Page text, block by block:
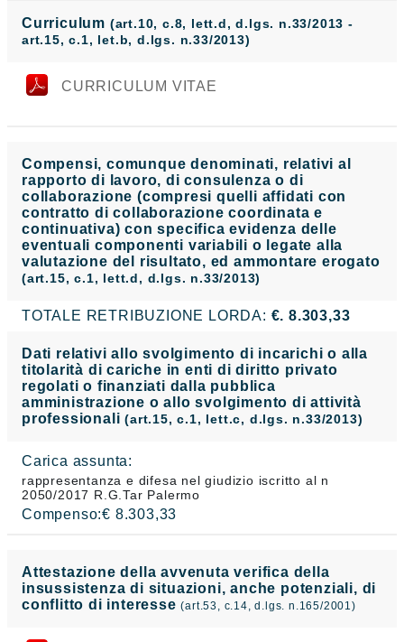
Curriculum (art.10, c.8, lett.d, d.lgs. n.33/2013 -
art.15, c.1, let.b, d.lgs. n.33/2013)
CURRICULUM VITAE
Compensi, comunque denominati, relativi al
rapporto di lavoro, di consulenza o di
collaborazione (compresi quelli affidati con
contratto di collaborazione coordinata e
continuativa) con specifica evidenza delle
eventuali componenti variabili o legate alla
valutazione del risultato, ed ammontare erogato
(art.15, c.1, lett.d, d.lgs. n.33/2013)
TOTALE RETRIBUZIONE LORDA: €. 8.303,33
Dati relativi allo svolgimento di incarichi o alla
titolarità di cariche in enti di diritto privato
regolati o finanziati dalla pubblica
amministrazione o allo svolgimento di attività
professionali(art.15, c.1, lett.c, d.lgs. n.33/2013)
Carica assunta:
rappresentanza e difesa nel giudizio iscritto al n
2050/2017 R.G.Tar Palermo
Compenso:€ 8.303,33
Attestazione della avvenuta verifica della
insussistenza di situazioni, anche potenziali, di
conflitto di interesse(art.53, c.14, d.lgs. n.165/2001)